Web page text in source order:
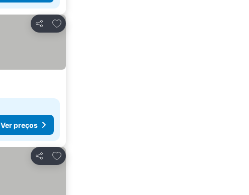
Partilhar
Adicionar aos favoritos
Ver preços
Partilhar
Adicionar aos favoritos